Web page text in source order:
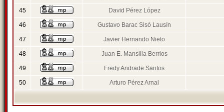
45 David Pérez López
46 Gustavo Barac Sisó Lausín
47 Javier Hernando Nieto
48 Juan E. Mansilla Berrios
49 Fredy Andrade Santos
50 Arturo Pérez Arnal